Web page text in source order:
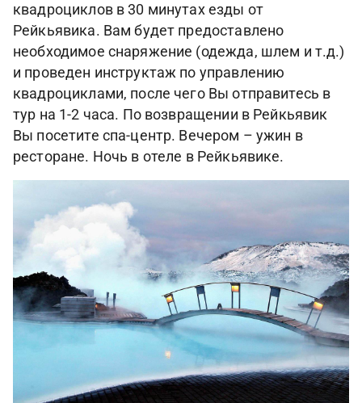
квадроциклов в 30 минутах езды от
Рейкьявика. Вам будет предоставлено
необходимое снаряжение (одежда, шлем и т.д.)
и проведен инструктаж по управлению
квадроциклами, после чего Вы отправитесь в
тур на 1-2 часа. По возвращении в Рейкьявик
Вы посетите спа-центр. Вечером – ужин в
ресторане. Ночь в отеле в Рейкьявике.